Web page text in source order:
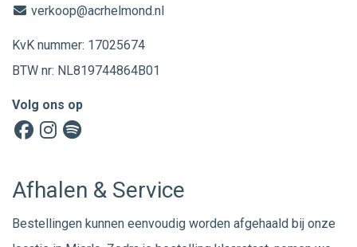
verkoop@acrhelmond.nl
KvK nummer: 17025674
BTW nr: NL819744864B01
Volg ons op
Afhalen & Service
Bestellingen kunnen eenvoudig worden afgehaald bij onze